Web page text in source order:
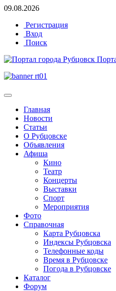
09.08.2026
Регистрация
Вход
Поиск
Главная
Новости
Статьи
О Рубцовске
Объявления
Афиша
Кино
Театр
Концерты
Выставки
Спорт
Мероприятия
Фото
Справочная
Карта Рубцовска
Индексы Рубцовска
Телефонные коды
Время в Рубцовске
Погода в Рубцовске
Каталог
Форум